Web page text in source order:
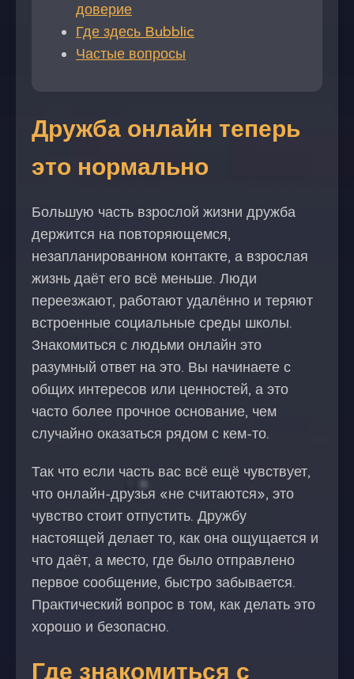
доверие
Где здесь Bubblic
Частые вопросы
Дружба онлайн теперь
это нормально
Большую часть взрослой жизни дружба
держится на повторяющемся,
незапланированном контакте, а взрослая
жизнь даёт его всё меньше. Люди
переезжают, работают удалённо и теряют
встроенные социальные среды школы.
Знакомиться с людьми онлайн это
разумный ответ на это. Вы начинаете с
общих интересов или ценностей, а это
часто более прочное основание, чем
случайно оказаться рядом с кем-то.
Так что если часть вас всё ещё чувствует,
что онлайн-друзья «не считаются», это
чувство стоит отпустить. Дружбу
настоящей делает то, как она ощущается и
что даёт, а место, где было отправлено
первое сообщение, быстро забывается.
Практический вопрос в том, как делать это
хорошо и безопасно.
Где знакомиться с